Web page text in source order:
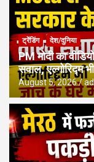
ट्रेंडिंग देश/दुनिया
PM मोदी का
सवाल, एल्गोरिद्म
August 5, 2026